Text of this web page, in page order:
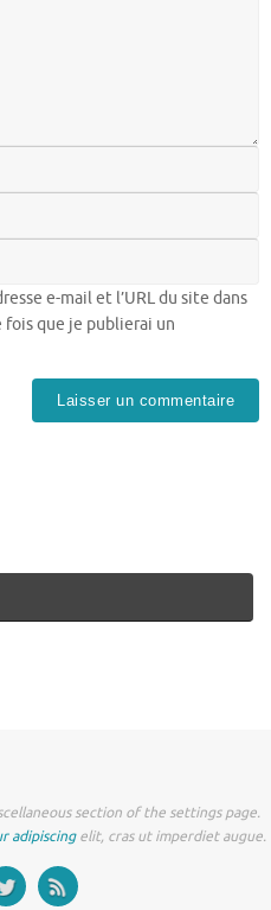
e-mail et l’URL du site dans
fois que je publierai un
section of the settings page.
adipiscingelit, cras ut imperdiet augue.